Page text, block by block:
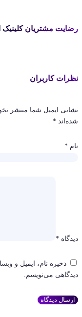
بسیار مناسب است. این
درمان استفاده کنند.
رضایت مشتریان کلینیک
نظرات کاربران
نشانی ایمیل شما منتشر
شده‌اند *
دیدگاه *
نام *
ذخیره نام، ایمیل و
دیدگاهی می‌نویسم.